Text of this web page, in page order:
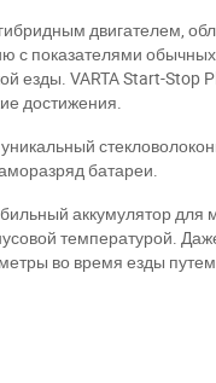
двигателем,
с показателями
езды. VARTA Start-Stop
достижения.
батареи.
аккумулятор для
температурой.
во время езды